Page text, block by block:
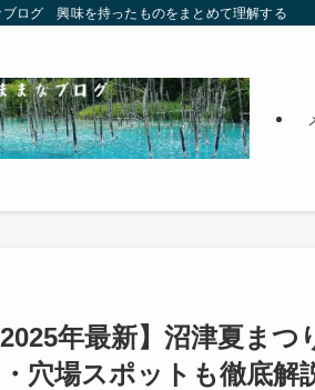
ブログ 興味を持ったものをまとめて理解する
2025年最新】沼津夏ま
穴場スポットも徹底解